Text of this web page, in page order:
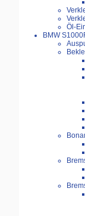
Öl-
BMW